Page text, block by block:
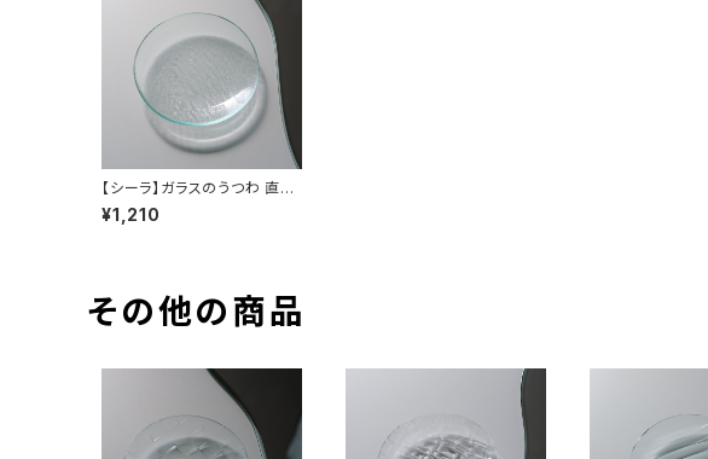
【シーラ】ガラスのうつわ 直径
11cm 厚み4mm
¥1,210
その他の商品